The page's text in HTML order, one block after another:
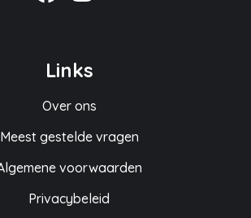
Links
Over ons
Meest gestelde vragen
voorwaarden
Privacybeleid